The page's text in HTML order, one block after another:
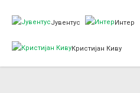
Јувентус Интер
Кристијан Киву